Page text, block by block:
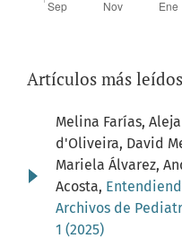
Artículos más
Melina Farías,
d'Oliveira, David
Mariela Álvarez,
Acosta,
Archivos de
1 (2025)